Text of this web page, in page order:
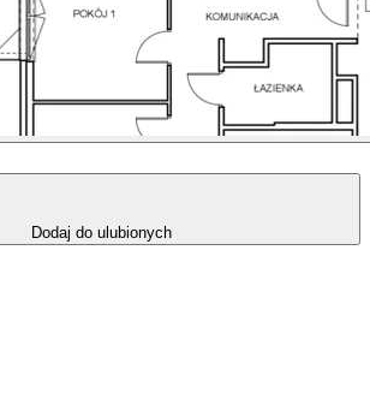
Dodaj do ulubionych